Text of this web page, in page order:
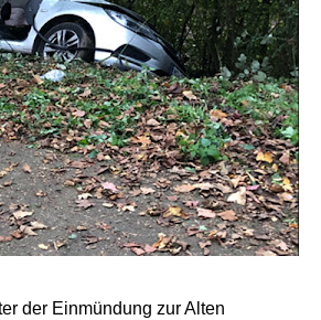
der Einmündung zur Alten